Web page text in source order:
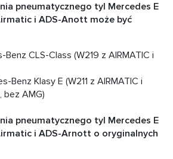
pneumatycznego tyl Mercedes E
i ADS-Anott może być
CLS-Class (W219 z AIRMATIC i
Klasy E (W211 z AIRMATIC i
bez AMG)
pneumatycznego tyl Mercedes E
i ADS-Arnott o oryginalnych